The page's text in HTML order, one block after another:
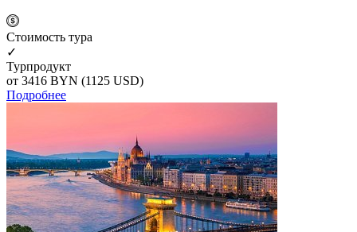
Cтоимость тура
✓
Турпродукт
от 3416 BYN (1125 USD)
Подробнее